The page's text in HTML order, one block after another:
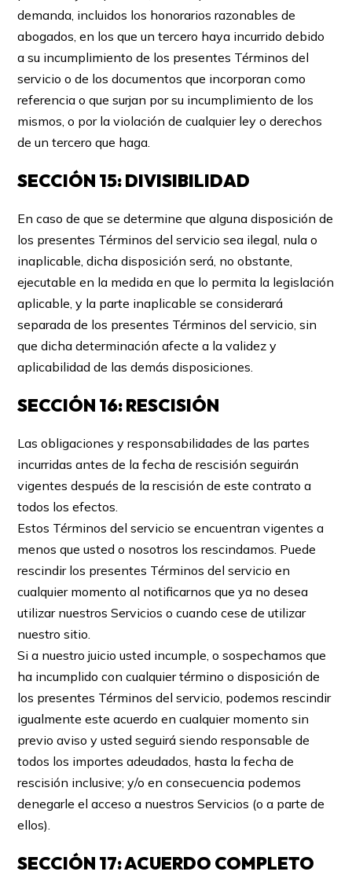
demanda, incluidos los honorarios razonables de
abogados, en los que un tercero haya incurrido debido
a su incumplimiento de los presentes Términos del
servicio o de los documentos que incorporan como
referencia o que surjan por su incumplimiento de los
mismos, o por la violación de cualquier ley o derechos
de un tercero que haga.
SECCIÓN 15: DIVISIBILIDAD
En caso de que se determine que alguna disposición de
los presentes Términos del servicio sea ilegal, nula o
inaplicable, dicha disposición será, no obstante,
ejecutable en la medida en que lo permita la legislación
aplicable, y la parte inaplicable se considerará
separada de los presentes Términos del servicio, sin
que dicha determinación afecte a la validez y
aplicabilidad de las demás disposiciones.
SECCIÓN 16: RESCISIÓN
Las obligaciones y responsabilidades de las partes
incurridas antes de la fecha de rescisión seguirán
vigentes después de la rescisión de este contrato a
todos los efectos.
Estos Términos del servicio se encuentran vigentes a
menos que usted o nosotros los rescindamos. Puede
rescindir los presentes Términos del servicio en
cualquier momento al notificarnos que ya no desea
utilizar nuestros Servicios o cuando cese de utilizar
nuestro sitio.
Si a nuestro juicio usted incumple, o sospechamos que
ha incumplido con cualquier término o disposición de
los presentes Términos del servicio, podemos rescindir
igualmente este acuerdo en cualquier momento sin
previo aviso y usted seguirá siendo responsable de
todos los importes adeudados, hasta la fecha de
rescisión inclusive; y/o en consecuencia podemos
denegarle el acceso a nuestros Servicios (o a parte de
ellos).
SECCIÓN 17: ACUERDO COMPLETO